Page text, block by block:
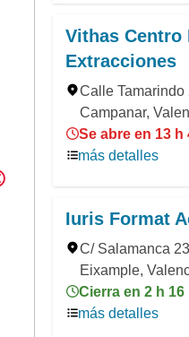
Vithas Centro
Extracciones
Calle Tamarindo
Campanar,
Se abre en 13 h
más detalles
Iuris Format
C/ Salamanca
Eixample,
Cierra en 2 h 16
más detalles